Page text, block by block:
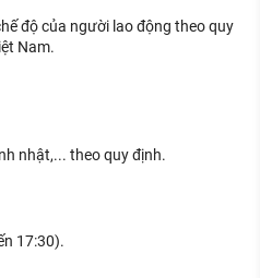
độ của người lao động theo quy
Nam.
nhật,... theo quy định.
17:30).